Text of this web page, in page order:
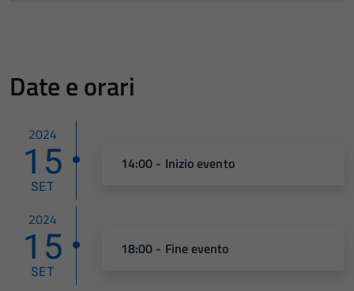
Date e orari
2024
15
SET
14:00 - Inizio evento
2024
15
SET
18:00 - Fine evento